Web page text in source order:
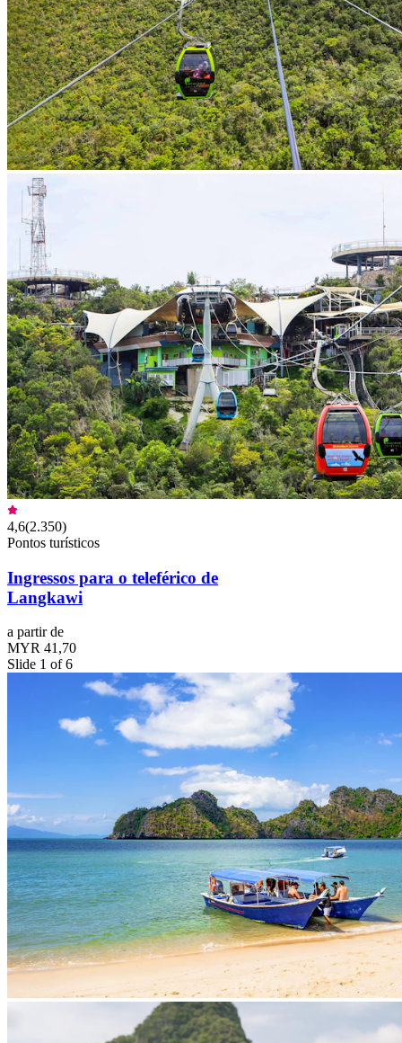
4,6(2.350)
Pontos turísticos
Ingressos para o teleférico de
Langkawi
a partir de
MYR 41,70
Slide 1 of 6